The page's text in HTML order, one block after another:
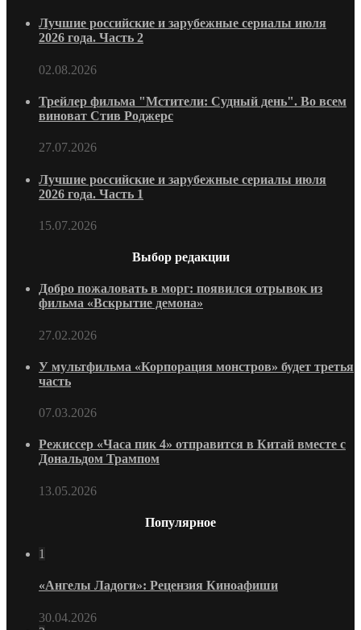
Лучшие российские и зарубежные сериалы июля
2026 года. Часть 2
02.08.2026
Трейлер фильма "Мстители: Судный день". Во всем
виноват Стив Роджерс
27.07.2026
Лучшие российские и зарубежные сериалы июля
2026 года. Часть 1
15.07.2026
Выбор редакции
Добро пожаловать в морг: появился отрывок из
фильма «Вскрытие демона»
27.02.2026
У мультфильма «Корпорация монстров» будет третья
часть
07.03.2026
Режиссер «Часа пик 4» отправится в Китай вместе с
Дональдом Трампом
13.05.2026
Популярное
1
«Ангелы Ладоги»: Рецензия Киноафиши
30.04.2026